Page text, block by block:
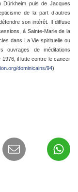
Dürkheim puis de Jacques
de la part d’autres
son intérêt. Il diffuse
à Sainte-Marie de la
dans La Vie spirituelle ou
ouvrages de méditations
1976, il lutte contre le cancer
dominicains/94)